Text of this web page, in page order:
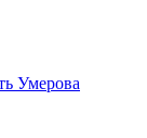
Умерова